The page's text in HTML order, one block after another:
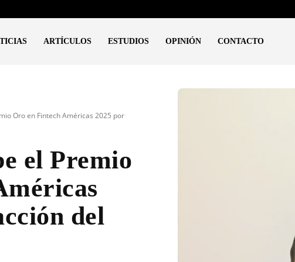
ARTÍCULOS ESTUDIOS OPINIÓN CONTACTO
Oro en Fintech Américas 2025 por
el Premio
del